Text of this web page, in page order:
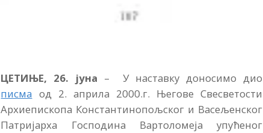
ЦЕТИЊЕ, 26. јуна – У наставку доносимо дио
писма од 2. априла 2000.г. Његове Свесветости
Архиепископа Константинопољског и Васељенског
Патријарха Господина Вартоломеја упућеног